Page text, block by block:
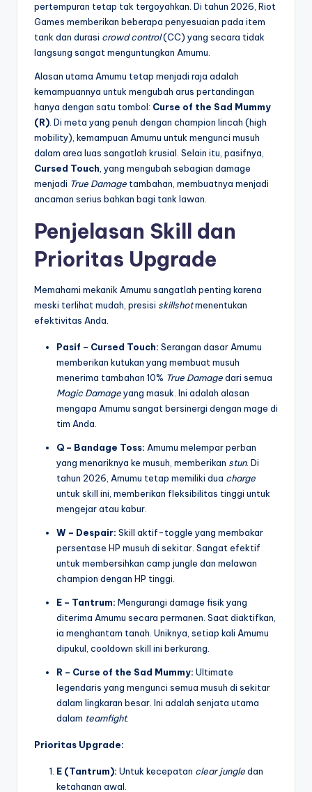
pertempuran tetap tak tergoyahkan. Di tahun 2026, Riot
Games memberikan beberapa penyesuaian pada item
tank dan durasi crowd control(CC) yang secara tidak
langsung sangat menguntungkan Amumu.
Alasan utama Amumu tetap menjadi raja adalah
kemampuannya untuk mengubah arus pertandingan
hanya dengan satu tombol: Curse of the Sad Mummy
(R). Di meta yang penuh dengan champion lincah (high
mobility), kemampuan Amumu untuk mengunci musuh
dalam area luas sangatlah krusial. Selain itu, pasifnya,
Cursed Touch, yang mengubah sebagian damage
menjadi True Damage tambahan, membuatnya menjadi
ancaman serius bahkan bagi tank lawan.
Penjelasan Skill dan
Prioritas Upgrade
Memahami mekanik Amumu sangatlah penting karena
meski terlihat mudah, presisi skillshotmenentukan
efektivitas Anda.
Pasif – Cursed Touch: Serangan dasar Amumu
memberikan kutukan yang membuat musuh
menerima tambahan 10% True Damagedari semua
Magic Damageyang masuk. Ini adalah alasan
mengapa Amumu sangat bersinergi dengan mage di
tim Anda.
Q – Bandage Toss: Amumu melempar perban
yang menariknya ke musuh, memberikan stun. Di
tahun 2026, Amumu tetap memiliki dua charge
untuk skill ini, memberikan fleksibilitas tinggi untuk
mengejar atau kabur.
W – Despair: Skill aktif-toggle yang membakar
persentase HP musuh di sekitar. Sangat efektif
untuk membersihkan camp jungle dan melawan
champion dengan HP tinggi.
E – Tantrum: Mengurangi damage fisik yang
diterima Amumu secara permanen. Saat diaktifkan,
ia menghantam tanah. Uniknya, setiap kali Amumu
dipukul, cooldown skill ini berkurang.
R – Curse of the Sad Mummy: Ultimate
legendaris yang mengunci semua musuh di sekitar
dalam lingkaran besar. Ini adalah senjata utama
dalam teamfight.
Prioritas Upgrade:
E (Tantrum): Untuk kecepatan clear jungledan
ketahanan awal.